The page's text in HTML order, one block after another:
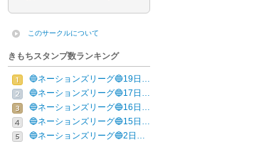
このサークルについて
きもちスタンプ数ランキング
🔵ネーションズリーグ🔵19日…
🔵ネーションズリーグ🔵17日…
🔵ネーションズリーグ🔵16日…
🔵ネーションズリーグ🔵15日…
🔵ネーションズリーグ🔵2日…